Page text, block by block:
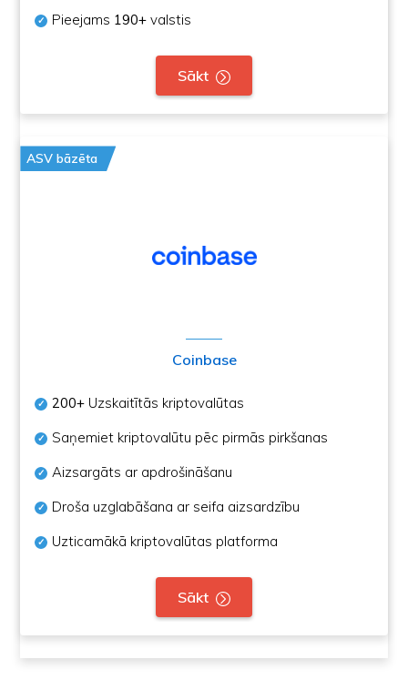
Pieejams 190+ valstis
Sākt
ASV bāzēta
Coinbase
200+ Uzskaitītās kriptovalūtas
Saņemiet kriptovalūtu pēc pirmās pirkšanas
Aizsargāts ar apdrošināšanu
Droša uzglabāšana ar seifa aizsardzību
Uzticamākā kriptovalūtas platforma
Sākt